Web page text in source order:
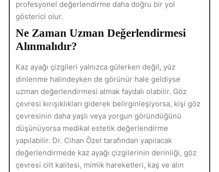
profesyonel değerlendirme daha doğru bir yol
gösterici olur.
Ne Zaman Uzman Değerlendirmesi
Alınmalıdır?
Kaz ayağı çizgileri yalnızca gülerken değil, yüz
dinlenme halindeyken de görünür hale geldiyse
uzman değerlendirmesi almak faydalı olabilir. Göz
çevresi kırışıklıkları giderek belirginleşiyorsa, kişi göz
çevresinin daha yaşlı veya yorgun göründüğünü
düşünüyorsa medikal estetik değerlendirme
yapılabilir. Dr. Cihan Özel tarafından yapılacak
değerlendirmede kaz ayağı çizgilerinin derinliği, göz
çevresi cilt kalitesi, mimik hareketleri, kaş ve alın